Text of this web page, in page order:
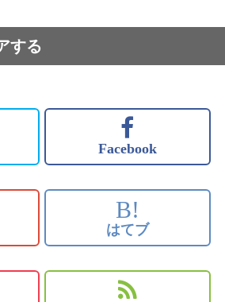
する
Facebook
B!
はてブ